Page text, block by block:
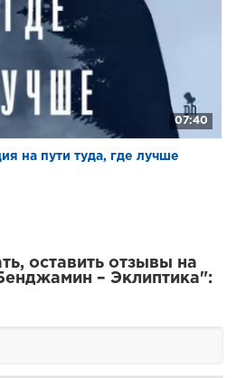
07:40
на пути туда, где лучше
оставить отзывы на
– Эклиптика":